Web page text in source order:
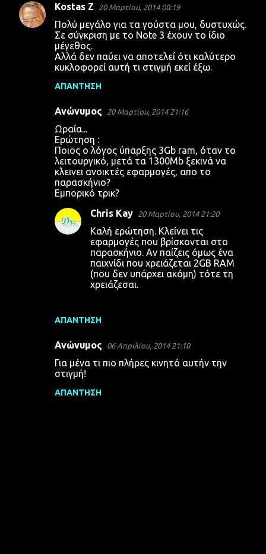
Σ
Kostas Z 20 Μαρτίου, 2014 00:19
Πολύ μεγάλο για τα γούστα μου, δυστυχώς.
Σε σύγκριση με το Note 3 έχουν το ίδιο
μέγεθος.
Αλλά δεν παύει να αποτελεί ότι καλύτερο
κυκλοφορεί αυτή τι στιγμή εκεί έξω.
ΑΠΆΝΤΗΣΗ
Ανώνυμος 20 Μαρτίου, 2014 21:16
Ωραία...
Ερώτηση :
Ποιος ο λόγος ύπαρξης 3Gb ram, όταν το
λειτουργικό, μετά τα 1300Mb ξεκινά να
κλεινει ανοικτές εφαρμογές, απο το
παρασκήνιο?
Εμπορικό τρικ?
ΑΠΆΝΤΗΣΗ
Chris Kay 20 Μαρτίου, 2014 21:20
Καλή ερώτηση. Κλείνει τις
εφαρμογές που βρίσκονται στο
παρασκήνιο. Αν παίζεις όμως ένα
παιχνίδι που χρειάζεται 2GB RAM
(που δεν υπάρχει ακόμη) τότε τη
χρειάζεσαι.
Ανώνυμος 06 Απριλίου, 2014 21:10
Για μένα τι πιο πλήρες κινητό αυτήν την
στιγμή!
ΑΠΆΝΤΗΣΗ